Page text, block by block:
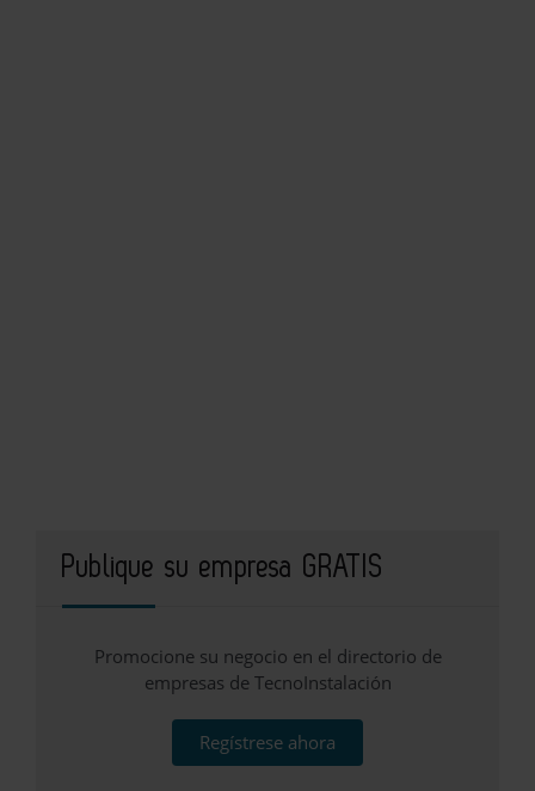
Publique su empresa GRATIS
Promocione su negocio en el directorio de
empresas de TecnoInstalación
Regístrese ahora